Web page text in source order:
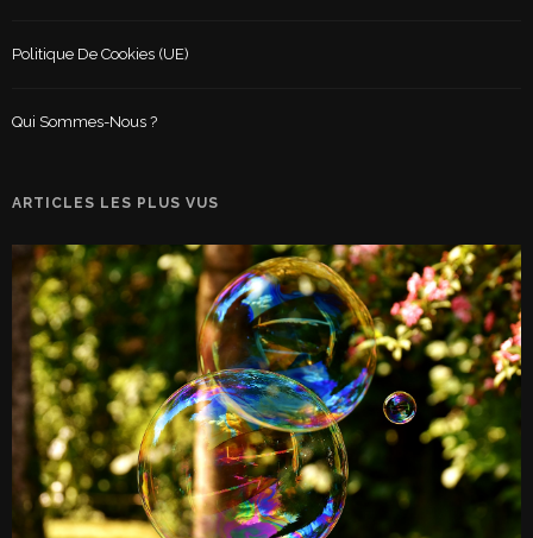
Politique De Cookies (UE)
Qui Sommes-Nous ?
ARTICLES LES PLUS VUS